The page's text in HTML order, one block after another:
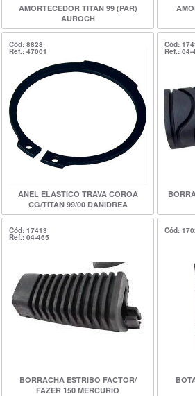
AMORTECEDOR TITAN 99 (PAR)
AUROCH
Cód: 8828
Ref.: 47001
ANEL ELASTICO TRAVA COROA
CG/TITAN 99/00 DANIDREA
Cód:
Ref.: 04-
Cód: 17413
Ref.: 04-465
BORRACHA ESTRIBO FACTOR/
FAZER 150 MERCURIO
Cód: